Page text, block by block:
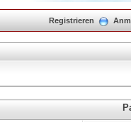
Registrieren